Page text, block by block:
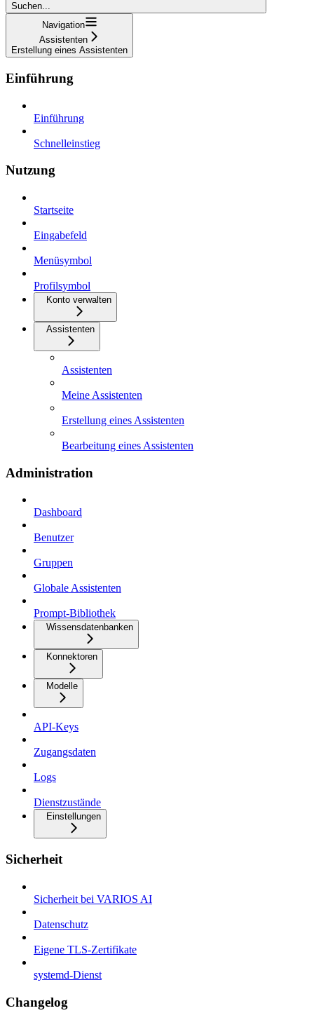
Suchen...
Navigation
Assistenten
Erstellung eines Assistenten
Einführung
Einführung
Schnelleinstieg
Nutzung
Startseite
Eingabefeld
Menüsymbol
Profilsymbol
Konto verwalten
Assistenten
Assistenten
Meine Assistenten
Erstellung eines Assistenten
Bearbeitung eines Assistenten
Administration
Dashboard
Benutzer
Gruppen
Globale Assistenten
Prompt-Bibliothek
Wissensdatenbanken
Konnektoren
Modelle
API-Keys
Zugangsdaten
Logs
Dienstzustände
Einstellungen
Sicherheit
Sicherheit bei VARIOS AI
Datenschutz
Eigene TLS-Zertifikate
systemd-Dienst
Changelog